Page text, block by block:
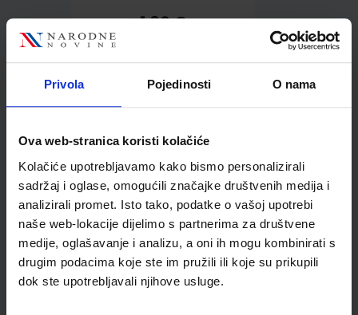
Privola Pojedinosti O nama
Ova web-stranica koristi kolačiće
Kolačiće upotrebljavamo kako bismo personalizirali
sadržaj i oglase, omogućili značajke društvenih medija i
analizirali promet. Isto tako, podatke o vašoj upotrebi
naše web-lokacije dijelimo s partnerima za društvene
medije, oglašavanje i analizu, a oni ih mogu kombinirati s
drugim podacima koje ste im pružili ili koje su prikupili
dok ste upotrebljavali njihove usluge.
1,60 €
Kupci najčešće biraju..
Kemijska olovka
Schneider, Tops 505 F,